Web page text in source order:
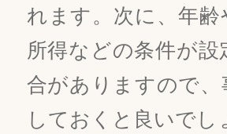
れます。次に、年齢
所得などの条件が設
合がありますので、
しておくと良いでし